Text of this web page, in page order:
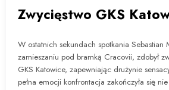
Zwycięstwo GKS
W ostatnich sekundach spotkania Sebastian
zamieszaniu pod bramką Cracovii, zdobył
GKS Katowice, zapewniając drużynie
pełna emocji konfrontacja zakończyła się